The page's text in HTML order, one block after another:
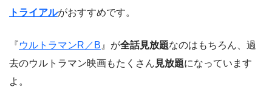
トライアルがおすすめです。
『ウルトラマンR／B 』が全話見放題なのはもちろん、過
去のウルトラマン映画もたくさん 見放題になっています
よ。